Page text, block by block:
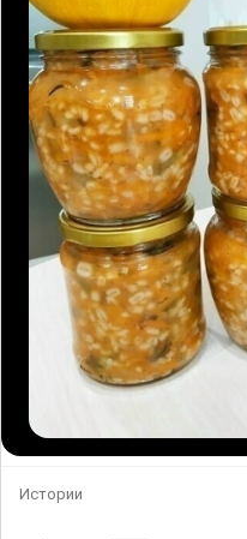
Истории